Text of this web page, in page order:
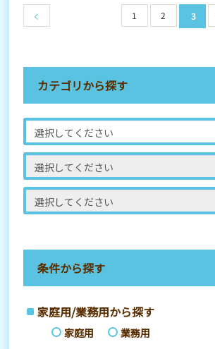
1 2 3
カテゴリから探す
条件から探す
家庭用/業務用から探す
家庭用 業務用